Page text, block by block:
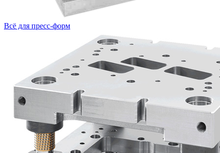
Всё для пресс-форм